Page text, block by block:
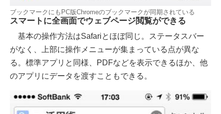
ブックマークにもPC版Chromeのブックマークが同期されている
スマートに全画面でウェブページ閲覧ができる
基本の操作方法はSafariとほぼ同じ。ステータスバー
がなく、上部に操作メニューが集まっている点が異な
る。標準アプリと同様、PDFなどを表示できるほか、他
のアプリにデータを渡すこともできる。